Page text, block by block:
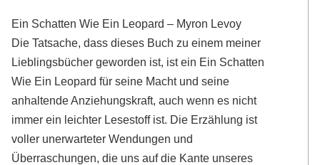
Ein Schatten Wie Ein Leopard – Myron Levoy
Die Tatsache, dass dieses Buch zu einem meiner
Lieblingsbücher geworden ist, ist ein Ein Schatten
Wie Ein Leopard für seine Macht und seine
anhaltende Anziehungskraft, auch wenn es nicht
immer ein leichter Lesestoff ist. Die Erzählung ist
voller unerwarteter Wendungen und
Überraschungen, die uns auf die Kante unseres